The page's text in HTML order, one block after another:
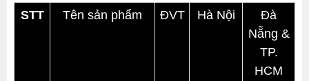
STT Tên sản phẩm ĐVT Hà Nội
Đà
Nẵng &
TP.
HCM